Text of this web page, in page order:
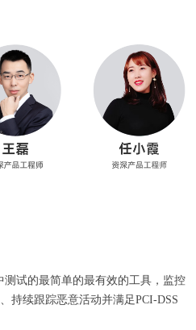
测试的最简单的最有效的工具，监控
持续跟踪恶意活动并满足PCI-DSS